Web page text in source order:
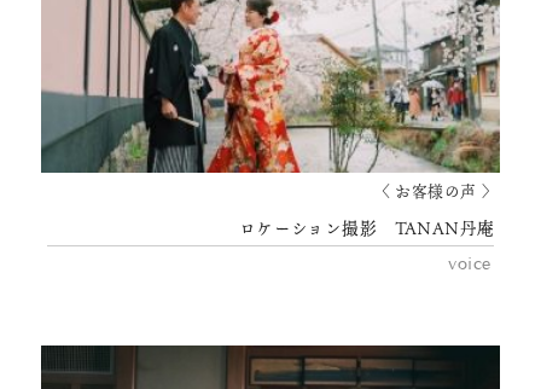
〈 お客様の声 〉
ロケーション撮影 TANAN丹庵
voice